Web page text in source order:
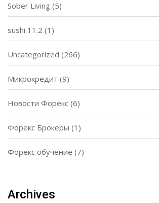
Sober Living (5)
sushi 11.2 (1)
Uncategorized (266)
Микрокредит (9)
Новости Форекс (6)
Форекс Брокеры (1)
Форекс обучение (7)
Archives